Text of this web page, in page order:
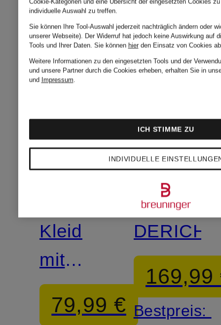
+Aktionsrabatt
MRS &
Kleid
mit
Volants
79,99 €
BOSS
Kleid
DERICH
169,99
Bestpreis:
Cookie-Kategorien und eine Übersicht der eingesetzten Cookies
individuelle Auswahl zu treffen.
Sie können Ihre Tool-Auswahl jederzeit nachträglich ändern oder
unserer Webseite). Der Widerruf hat jedoch keine Auswirkung auf
Tools und Ihrer Daten. Sie können hierden Einsatz von Cookies
Weitere Informationen zu den eingesetzten Tools und der
und unsere Partner durch die Cookies erheben, erhalten Sie in
und Impressum.
INDIVIDUELLE
ICH STIMME ZU